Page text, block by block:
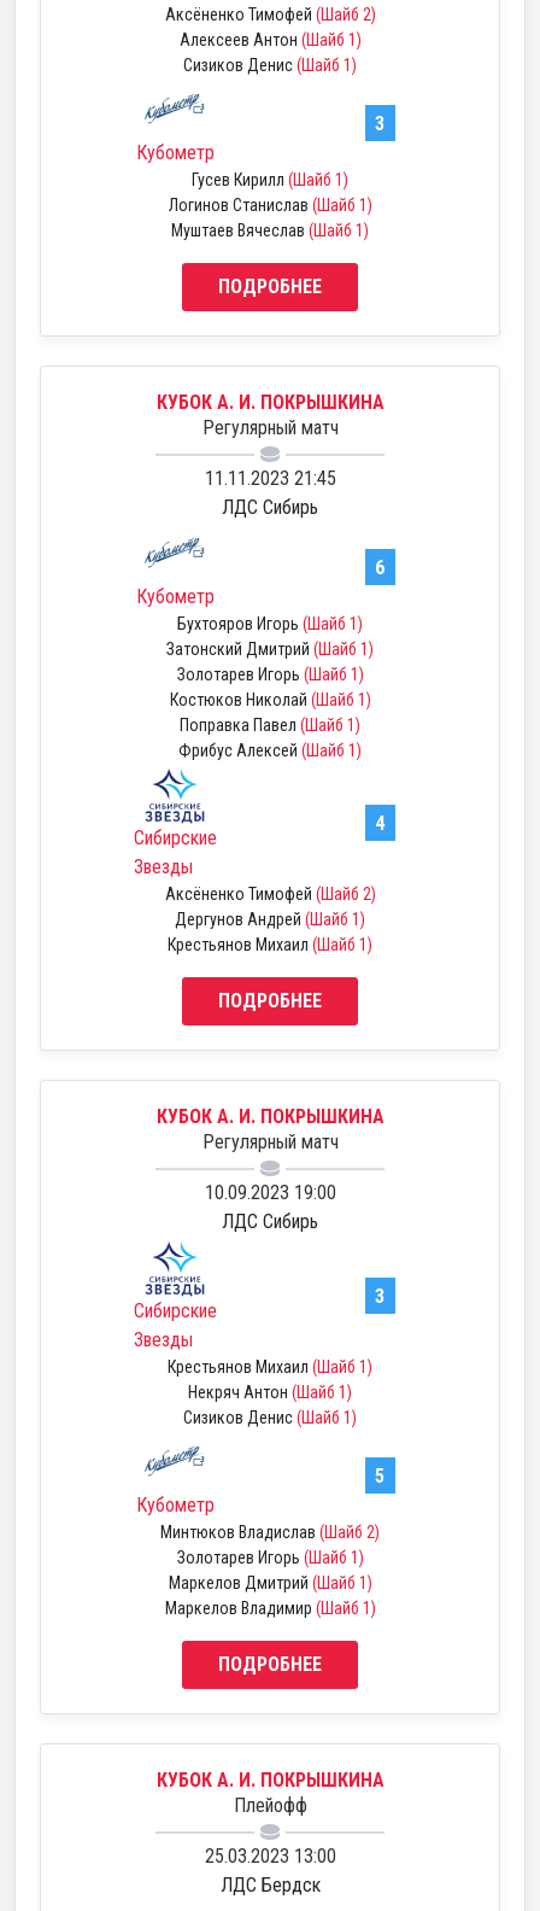
Аксёненко Тимофей (Шайб 2)
Алексеев Антон (Шайб 1)
Сизиков Денис(Шайб 1)
3
Кубометр
Гусев Кирилл (Шайб 1)
Логинов Станислав (Шайб 1)
Муштаев Вячеслав (Шайб 1)
ПОДРОБНЕЕ
Кубометр
6
Бухтояров Игорь (Шайб 1)
Затонский Дмитрий (Шайб 1)
Золотарев Игорь (Шайб 1)
Костюков Николай (Шайб 1)
Поправка Павел (Шайб 1)
Фрибус Алексей (Шайб 1)
КУБОК А. И. ПОКРЫШКИНА
Регулярный матч
11.11.2023 21:45
ЛДС Сибирь
4
Сибирские
Звезды
Аксёненко Тимофей (Шайб 2)
Дергунов Андрей (Шайб 1)
Крестьянов Михаил (Шайб 1)
ПОДРОБНЕЕ
Сибирские
Звезды
3
Крестьянов Михаил (Шайб 1)
Некряч Антон (Шайб 1)
Сизиков Денис(Шайб 1)
КУБОК А. И. ПОКРЫШКИНА
Регулярный матч
10.09.2023 19:00
ЛДС Сибирь
5
Кубометр
Минтюков Владислав (Шайб 2)
Золотарев Игорь (Шайб 1)
Маркелов Дмитрий (Шайб 1)
Маркелов Владимир (Шайб 1)
ПОДРОБНЕЕ
КУБОК А. И. ПОКРЫШКИНА
Плейофф
25.03.2023 13:00
ЛДС Бердск